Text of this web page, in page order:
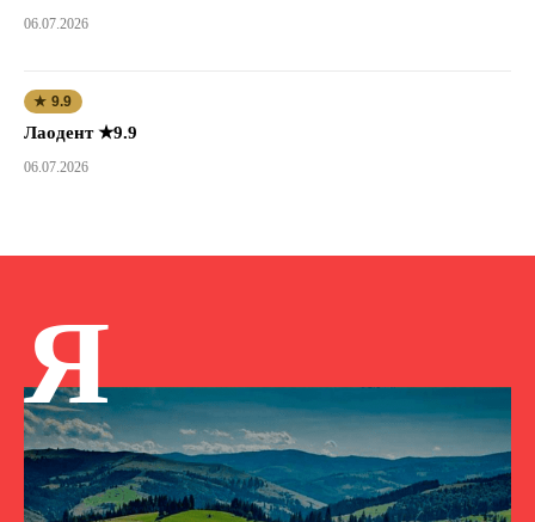
06.07.2026
★ 9.9
Лаодент ★9.9
06.07.2026
Я